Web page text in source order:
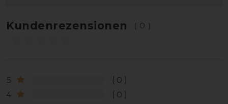
Kundenrezensionen (0)
5
0
4
0